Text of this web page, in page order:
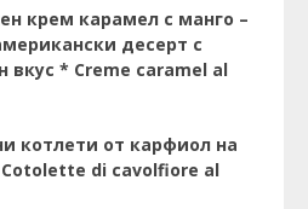
крем карамел с манго –
десерт с
вкус * Creme caramel al
котлети от карфиол на
di cavolfiore al